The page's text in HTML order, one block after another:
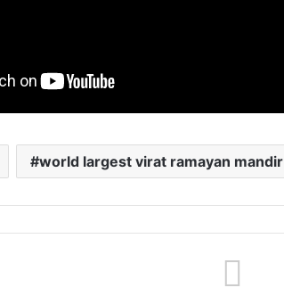
world largest virat ramayan mandir